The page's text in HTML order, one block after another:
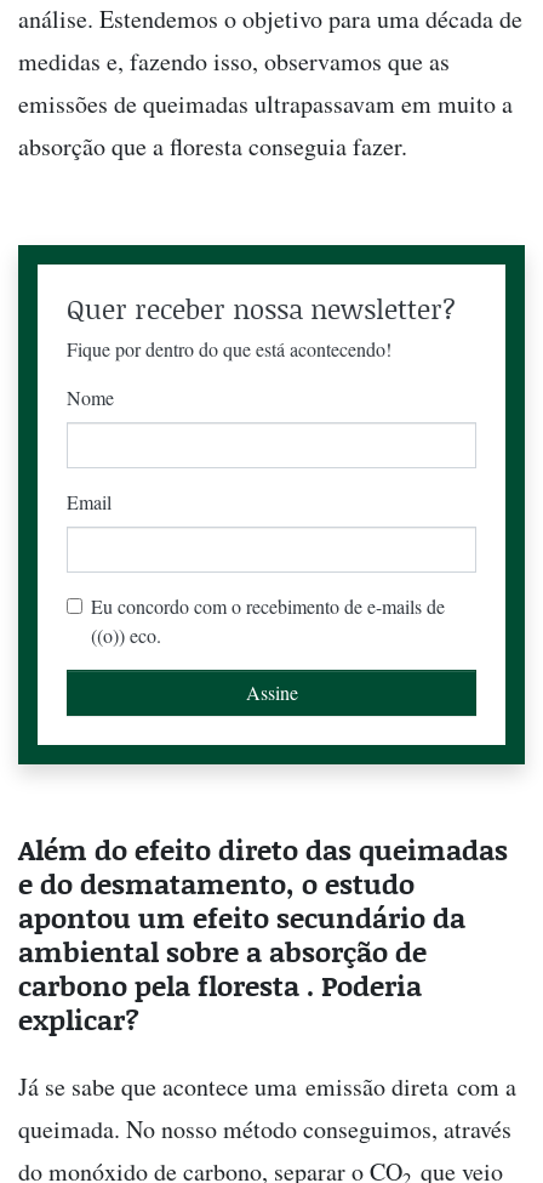
análise. Estendemos o objetivo para uma década de
medidas e, fazendo isso, observamos que as
emissões de queimadas ultrapassavam em muito a
absorção que a floresta conseguia fazer.
Quer receber nossa newsletter?
Fique por dentro do que está acontecendo!
Nome
Email
Eu concordo com o recebimento de e-mails de
((o)) eco.
Além do efeito direto das queimadas
e do desmatamento, o estudo
apontou um efeito secundário da
ambiental sobre a absorção de
carbono pela floresta . Poderia
explicar?
Já se sabe que acontece uma emissão direta com a
queimada. No nosso método conseguimos, através
do monóxido de carbono, separar o CO2 que veio